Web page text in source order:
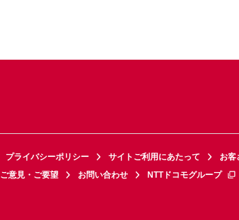
プライバシーポリシー サイトご利用にあたって お客
ご意見・ご要望 お問い合わせ NTTドコモグループ